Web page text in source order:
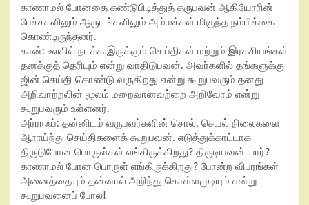
காணாமல் போனதை கண்டுபிடித்துத் தருபவன் ஆகியோரின்
பேச்சுகளிலும் ஆருடங்களிலும் அம்மக்கள் மிகுந்த நம்பிக்கை
கொண்டிருந்தனர்.
கான்: உலகில் நடக்க இருக்கும் செய்திகள் மற்றும் இரகசியங்கள்
தனக்குத் தெரியும் என்று வாதிடுபவன். அவர்களில் தங்களுக்கு
ஜின் செய்தி கொண்டு வருகிறது என்று கூறுபவரும் தனது
அறிவாற்றலின் மூலம் மறைவானவற்றை அறிவோம் என்று
கூறுபவரும் உள்ளனர்.
அர்ராஃப்: தன்னிடம் வருபவர்களின் சொல், செயல் நிலைகளை
ஆராய்ந்து செய்திகளைக் கூறுபவன். எடுத்துக்காட்டாக
திருடுபோன பொருள்கள் எங்கிருக்கிறது? திருடியவன் யார்?
காணாமல் போன பொருள் எங்கிருக்கிறது? போன்ற விபரங்கள்
அனைத்தையும் தன்னால் அறிந்து கொள்ளமுடியும் என்று
கூறுபவனைப் போல!